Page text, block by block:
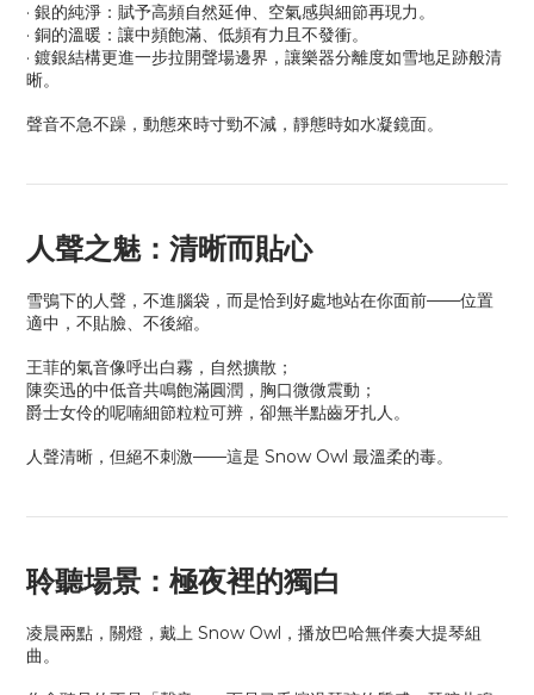
· 銀的純淨：賦予高頻自然延伸、空氣感與細節再現力。
· 銅的溫暖：讓中頻飽滿、低頻有力且不發衝。
· 鍍銀結構更進一步拉開聲場邊界，讓樂器分離度如雪地足跡般清
晰。
聲音不急不躁，動態來時寸勁不減，靜態時如水凝鏡面。
人聲之魅：清晰而貼心
雪鴞下的人聲，不進腦袋，而是恰到好處地站在你面前——位置
適中，不貼臉、不後縮。
王菲的氣音像呼出白霧，自然擴散；
陳奕迅的中低音共鳴飽滿圓潤，胸口微微震動；
爵士女伶的呢喃細節粒粒可辨，卻無半點齒牙扎人。
人聲清晰，但絕不刺激——這是 Snow Owl 最溫柔的毒。
聆聽場景：極夜裡的獨白
凌晨兩點，關燈，戴上 Snow Owl，播放巴哈無伴奏大提琴組
曲。